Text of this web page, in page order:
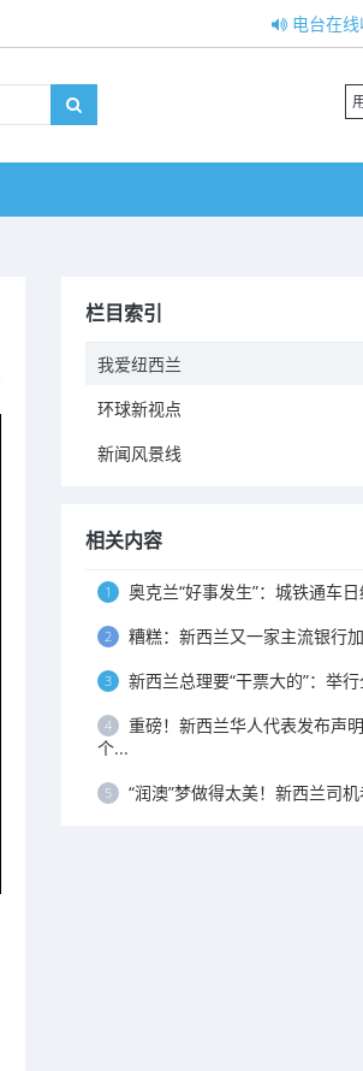
电台在线
栏目索引
我爱纽西兰
环球新视点
新闻风景线
相关内容
1 奥克兰“好事发生”：城铁通车日
2 糟糕：新西兰又一家主流银行加
3 新西兰总理要“干票大的”：举
4
重磅！新西兰华人代表发布声
个...
5 “润澳”梦做得太美！新西兰司